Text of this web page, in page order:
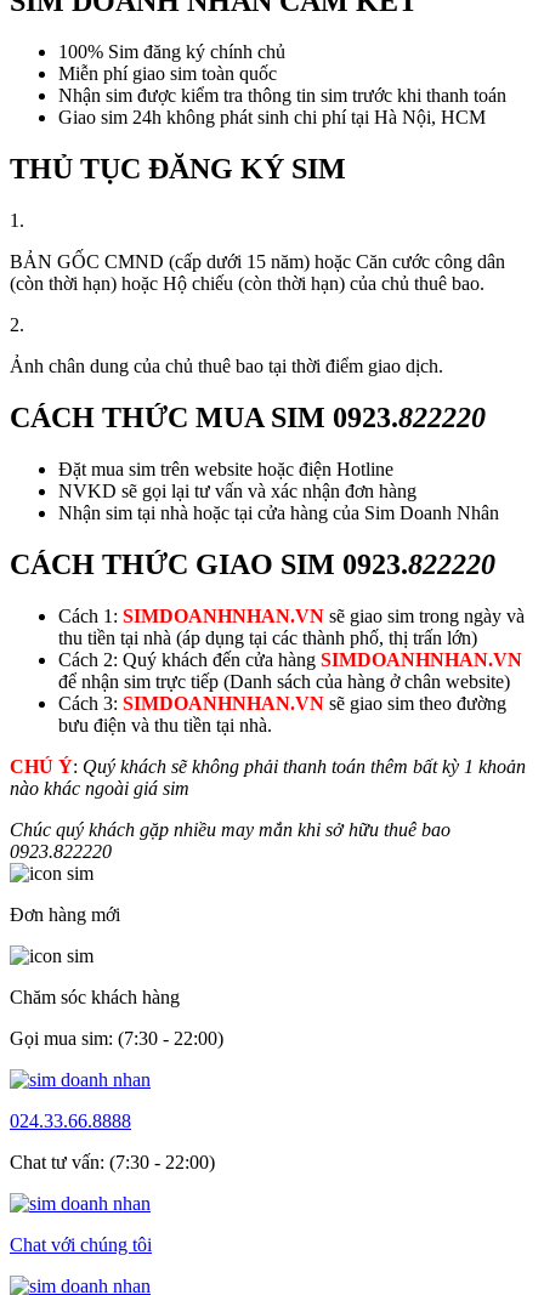
100% Sim đăng ký chính chủ
Miễn phí giao sim toàn quốc
Nhận sim được kiểm tra thông tin sim trước khi thanh toán
Giao sim 24h không phát sinh chi phí tại Hà Nội, HCM
THỦ TỤC ĐĂNG KÝ SIM
1.
BẢN GỐC CMND (cấp dưới 15 năm) hoặc Căn cước công dân
(còn thời hạn) hoặc Hộ chiếu (còn thời hạn) của chủ thuê bao.
2.
Ảnh chân dung của chủ thuê bao tại thời điểm giao dịch.
CÁCH THỨC MUA SIM 0923.822220
Đặt mua sim trên website hoặc điện Hotline
NVKD sẽ gọi lại tư vấn và xác nhận đơn hàng
Nhận sim tại nhà hoặc tại cửa hàng của Sim Doanh Nhân
CÁCH THỨC GIAO SIM 0923.822220
Cách 1: SIMDOANHNHAN.VN sẽ giao sim trong ngày và
thu tiền tại nhà (áp dụng tại các thành phố, thị trấn lớn)
Cách 2: Quý khách đến cửa hàng SIMDOANHNHAN.VN
để nhận sim trực tiếp (Danh sách của hàng ở chân website)
Cách 3: SIMDOANHNHAN.VN sẽ giao sim theo đường
bưu điện và thu tiền tại nhà.
CHÚ Ý: Quý khách sẽ không phải thanh toán thêm bất kỳ 1 khoản
nào khác ngoài giá sim
Chúc quý khách gặp nhiều may mắn khi sở hữu thuê bao
0923.822220
Đơn hàng mới
Chăm sóc khách hàng
Gọi mua sim: (7:30 - 22:00)
024.33.66.8888
Chat tư vấn: (7:30 - 22:00)
Chat với chúng tôi